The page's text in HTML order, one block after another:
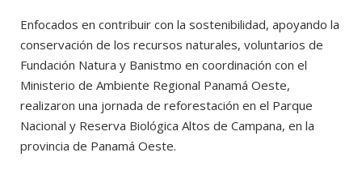
Enfocados en contribuir con la sostenibilidad, apoyando la
conservación de los recursos naturales, voluntarios de
Fundación Natura y Banistmo en coordinación con el
Ministerio de Ambiente Regional Panamá Oeste,
realizaron una jornada de reforestación en el Parque
Nacional y Reserva Biológica Altos de Campana, en la
provincia de Panamá Oeste.